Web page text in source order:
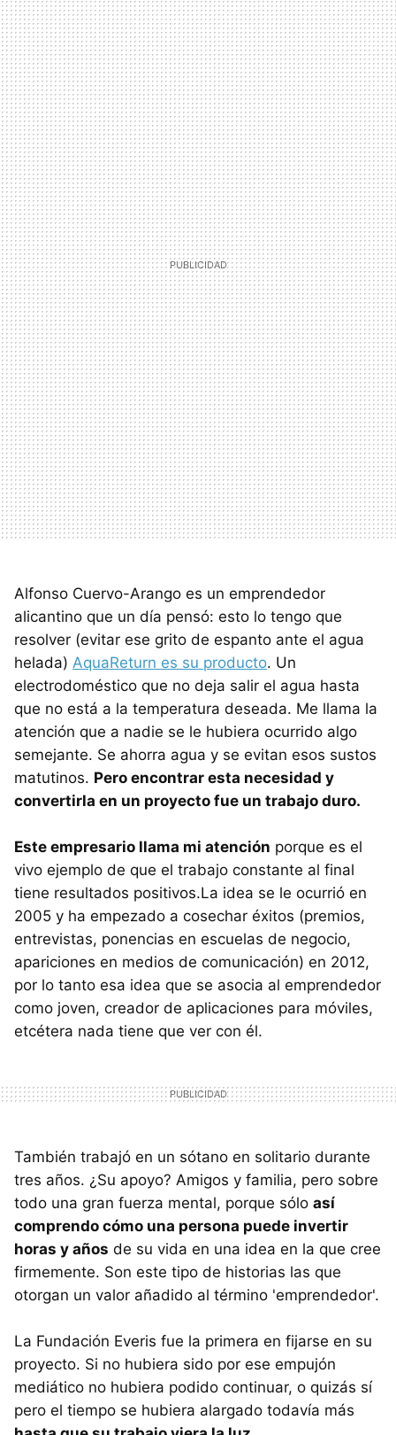
Alfonso Cuervo-Arango es un emprendedor
alicantino que un día pensó: esto lo tengo que
resolver (evitar ese grito de espanto ante el agua
helada) AquaReturn es su producto. Un
electrodoméstico que no deja salir el agua hasta
que no está a la temperatura deseada. Me llama la
atención que a nadie se le hubiera ocurrido algo
semejante. Se ahorra agua y se evitan esos sustos
matutinos. Pero encontrar esta necesidad y
convertirla en un proyecto fue un trabajo duro.
Este empresario llama mi atención porque es el
vivo ejemplo de que el trabajo constante al final
tiene resultados positivos.La idea se le ocurrió en
2005 y ha empezado a cosechar éxitos (premios,
entrevistas, ponencias en escuelas de negocio,
apariciones en medios de comunicación) en 2012,
por lo tanto esa idea que se asocia al emprendedor
como joven, creador de aplicaciones para móviles,
etcétera nada tiene que ver con él.
También trabajó en un sótano en solitario durante
tres años. ¿Su apoyo? Amigos y familia, pero sobre
todo una gran fuerza mental, porque sólo así
comprendo cómo una persona puede invertir
horas y años de su vida en una idea en la que cree
firmemente. Son este tipo de historias las que
otorgan un valor añadido al término 'emprendedor'.
La Fundación Everis fue la primera en fijarse en su
proyecto. Si no hubiera sido por ese empujón
mediático no hubiera podido continuar, o quizás sí
pero el tiempo se hubiera alargado todavía más